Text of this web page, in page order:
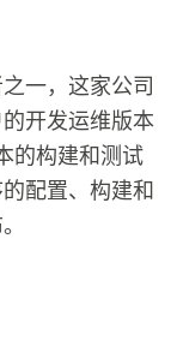
一，这家公司
开发运维版本
的构建和测试
配置、构建和